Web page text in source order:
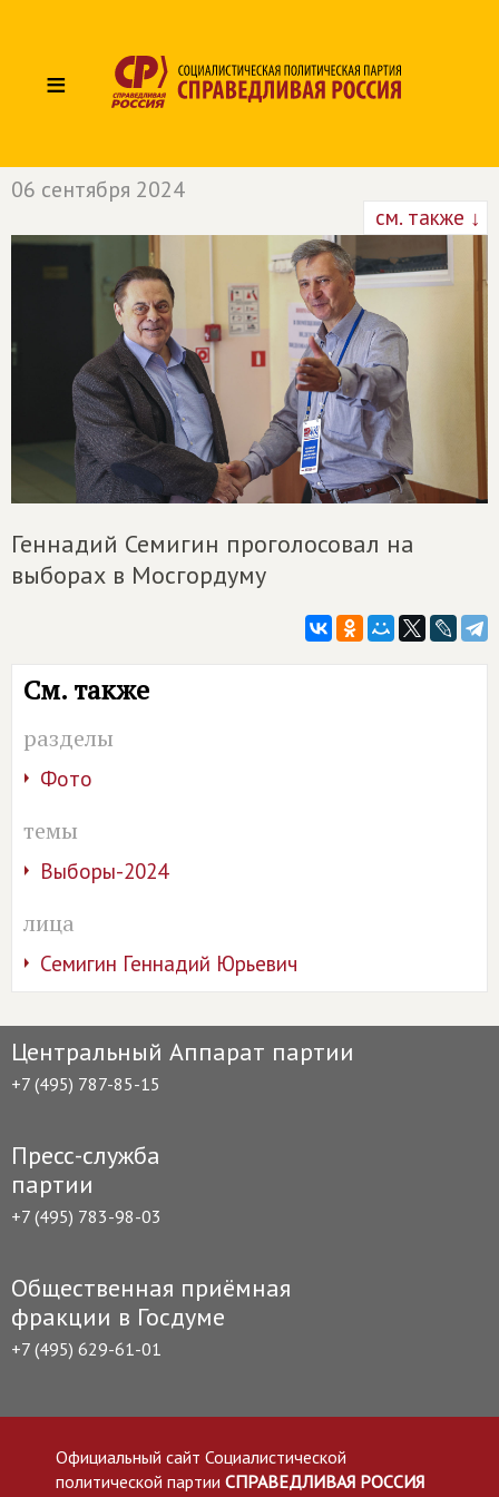
≡
06 сентября 2024
см. также ↓
Геннадий Семигин проголосовал на
выборах в Мосгордуму
См. также
разделы
Фото
темы
Выборы-2024
лица
Семигин Геннадий Юрьевич
Центральный Аппарат партии
+7 (495) 787-85-15
Пресс-служба
партии
+7 (495) 783-98-03
Общественная приёмная
фракции в Госдуме
+7 (495) 629-61-01
Официальный сайт Социалистической
политической партии СПРАВЕДЛИВАЯ РОССИЯ